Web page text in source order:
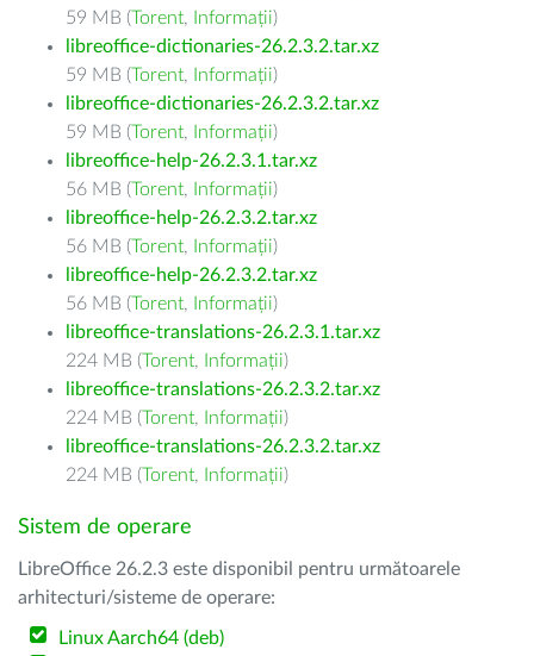
59 MB (Torent, Informații)
libreoffice-dictionaries-26.2.3.2.tar.xz
59 MB (Torent, Informații)
libreoffice-dictionaries-26.2.3.2.tar.xz
59 MB (Torent, Informații)
libreoffice-help-26.2.3.1.tar.xz
56 MB (Torent, Informații)
libreoffice-help-26.2.3.2.tar.xz
56 MB (Torent, Informații)
libreoffice-help-26.2.3.2.tar.xz
56 MB (Torent, Informații)
libreoffice-translations-26.2.3.1.tar.xz
224 MB (Torent, Informații)
libreoffice-translations-26.2.3.2.tar.xz
224 MB (Torent, Informații)
libreoffice-translations-26.2.3.2.tar.xz
224 MB (Torent, Informații)
Sistem de operare
LibreOffice 26.2.3 este disponibil pentru următoarele
arhitecturi/sisteme de operare:
Linux Aarch64 (deb)